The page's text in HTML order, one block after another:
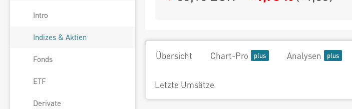
Intro
Indizes & Aktien
Fonds
ETF
Derivate
Übersicht Chart-Pro Analysen
Letzte Umsätze